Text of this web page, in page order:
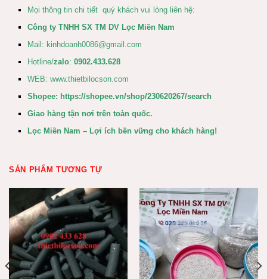
Mọi thông tin chi tiết quý khách vui lòng liên hệ:
Công ty TNHH SX TM DV Lọc Miền Nam
Mail: kinhdoanh0086@gmail.com
Hotline/zalo: 0902.433.628
WEB: www.thietbilocson.com
Shopee: https://shopee.vn/shop/230620267/search
Giao hàng tận nơi trên toàn quốc.
Lọc Miền Nam – Lợi ích bền vững cho khách hàng!
SẢN PHẨM TƯƠNG TỰ